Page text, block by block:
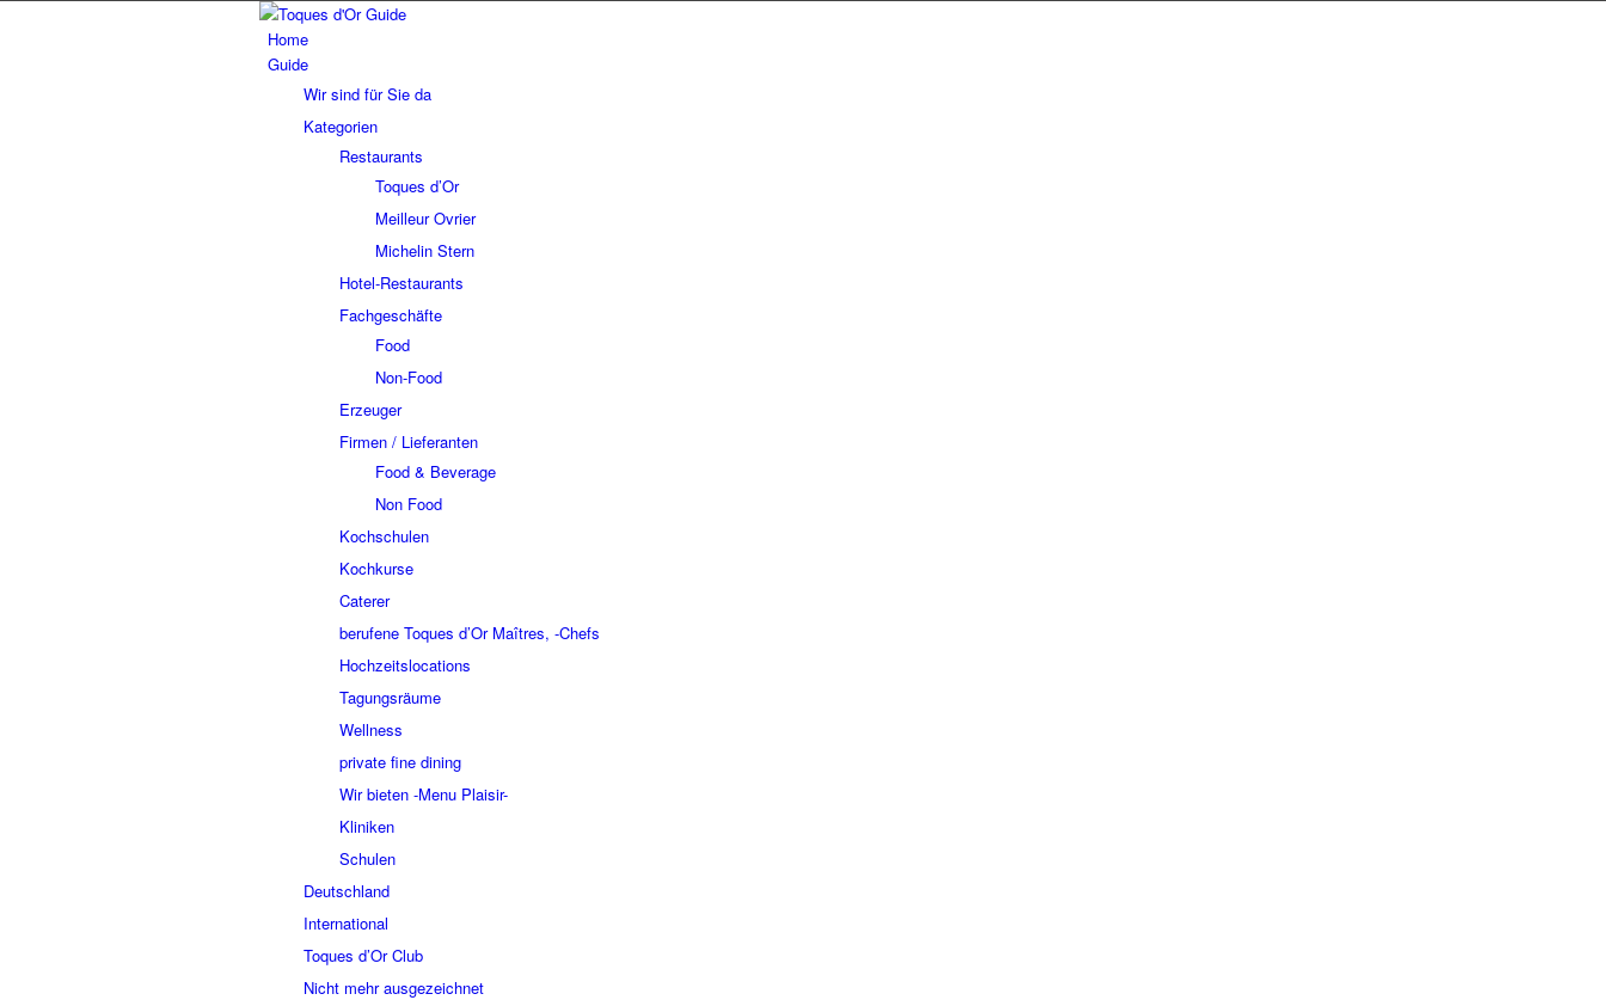
Home
Guide
Wir sind für Sie da
Kategorien
Restaurants
Toques d’Or
Meilleur Ovrier
Michelin Stern
Hotel-Restaurants
Fachgeschäfte
Food
Non-Food
Erzeuger
Firmen / Lieferanten
Food & Beverage
Non Food
Kochschulen
Kochkurse
Caterer
berufene Toques d’Or Maîtres, -Chefs
Hochzeitslocations
Tagungsräume
Wellness
private fine dining
Wir bieten -Menu Plaisir-
Kliniken
Schulen
Deutschland
International
Toques d’Or Club
Nicht mehr ausgezeichnet